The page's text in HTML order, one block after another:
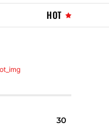
HOT
30